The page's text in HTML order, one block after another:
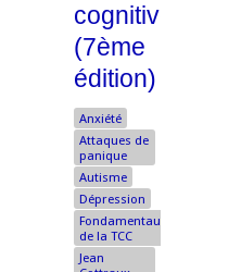
cognitives
(7ème
édition)
Anxiété
Attaques de
panique
Autisme
Dépression
Fondamentaux
de la TCC
Jean